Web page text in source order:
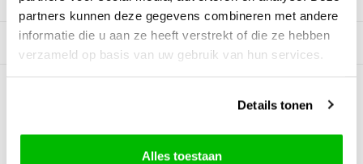
partners kunnen deze gegevens combineren met andere
informatie die u aan ze heeft verstrekt of die ze hebben
verzameld op basis van uw gebruik van hun services.
Details tonen
Alles toestaan
Gerelateerde producten
0Reviews